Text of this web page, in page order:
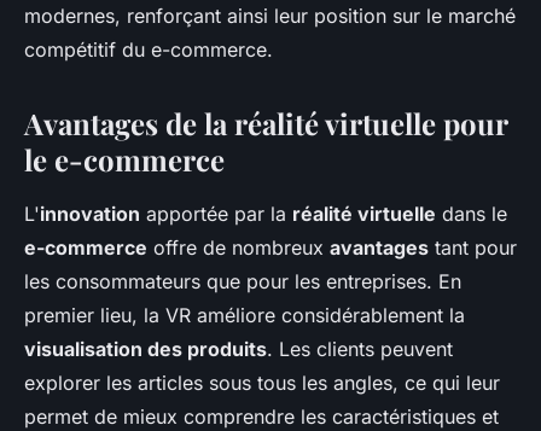
modernes, renforçant ainsi leur position sur le marché
compétitif du e-commerce.
Avantages de la réalité virtuelle pour
le e-commerce
L'innovation apportée par la réalité virtuelle dans le
e-commerce offre de nombreux avantages tant pour
les consommateurs que pour les entreprises. En
premier lieu, la VR améliore considérablement la
visualisation des produits. Les clients peuvent
explorer les articles sous tous les angles, ce qui leur
permet de mieux comprendre les caractéristiques et